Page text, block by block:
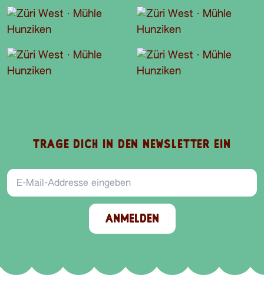
TRAGE DICH IN DEN NEWSLETTER EIN
E-Mail-Addresse
ANMELDEN